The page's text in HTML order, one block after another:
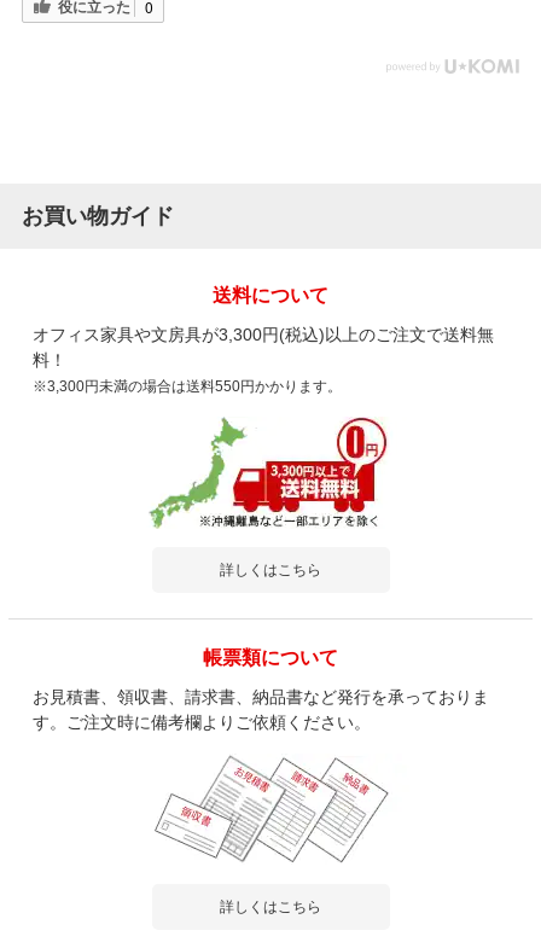
役に立った 0
お買い物ガイド
送料について
オフィス家具や文房具が3,300円(税込)以上のご注文で送料無
料！
※3,300円未満の場合は送料550円かかります。
詳しくはこちら
帳票類について
お見積書、領収書、請求書、納品書など発行を承っておりま
す。ご注文時に備考欄よりご依頼ください。
詳しくはこちら